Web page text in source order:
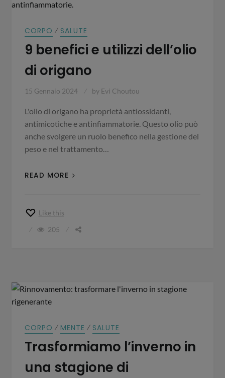
CORPO ⁄ SALUTE
9 benefici e utilizzi dell’olio
di origano
15 Gennaio 2024 by Evi Choutou
L'olio di origano ha proprietà antiossidanti,
antimicotiche e antinfiammatorie. Questo olio può
anche svolgere un ruolo benefico nella gestione del
peso e nel trattamento…
READ MORE
Like this
205
CORPO ⁄ MENTE ⁄ SALUTE
Trasformiamo l’inverno in
una stagione di